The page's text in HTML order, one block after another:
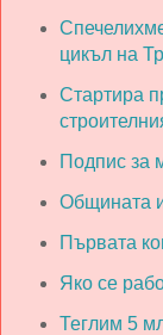
цикъл на
Стартира
Подпис за
Общината
Първата
Яко се
Теглим 5